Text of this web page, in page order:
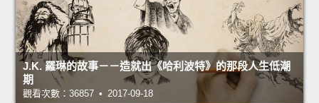
J.K. 羅琳的故事－－造就出《哈利波特》的那段人生低潮
期
觀看次數：36857 • 2017-09-18